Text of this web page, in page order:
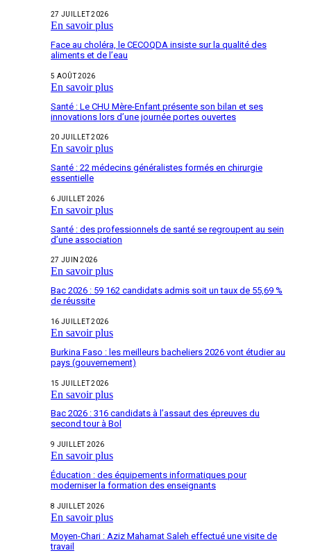
27 JUILLET 2026
En savoir plus
Face au choléra, le CECOQDA insiste sur la qualité des
aliments et de l’eau
5 AOÛT 2026
En savoir plus
Santé : Le CHU Mère-Enfant présente son bilan et ses
innovations lors d’une journée portes ouvertes
20 JUILLET 2026
En savoir plus
Santé : 22 médecins généralistes formés en chirurgie
essentielle
6 JUILLET 2026
En savoir plus
Santé : des professionnels de santé se regroupent au sein
d’une association
27 JUIN 2026
En savoir plus
Bac 2026 : 59 162 candidats admis soit un taux de 55,69 %
de réussite
16 JUILLET 2026
En savoir plus
Burkina Faso : les meilleurs bacheliers 2026 vont étudier au
pays (gouvernement)
15 JUILLET 2026
En savoir plus
Bac 2026 : 316 candidats à l’assaut des épreuves du
second tour à Bol
9 JUILLET 2026
En savoir plus
Éducation : des équipements informatiques pour
moderniser la formation des enseignants
8 JUILLET 2026
En savoir plus
Moyen-Chari : Aziz Mahamat Saleh effectué une visite de
travail